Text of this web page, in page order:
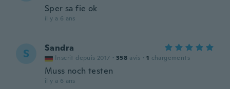
Sper sa fie ok
il y a 6 ans
S Sandra
Inscrit depuis 2017 · 358 avis · 1 chargements
Muss noch testen
il y a 6 ans